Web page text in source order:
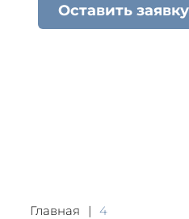
Оставить заявку
Главная 4